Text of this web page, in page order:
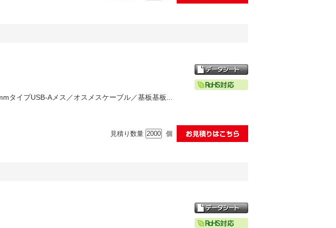
タイプUSB-Aメス／オスメスケーブル／基板基板...
見積り数量 個